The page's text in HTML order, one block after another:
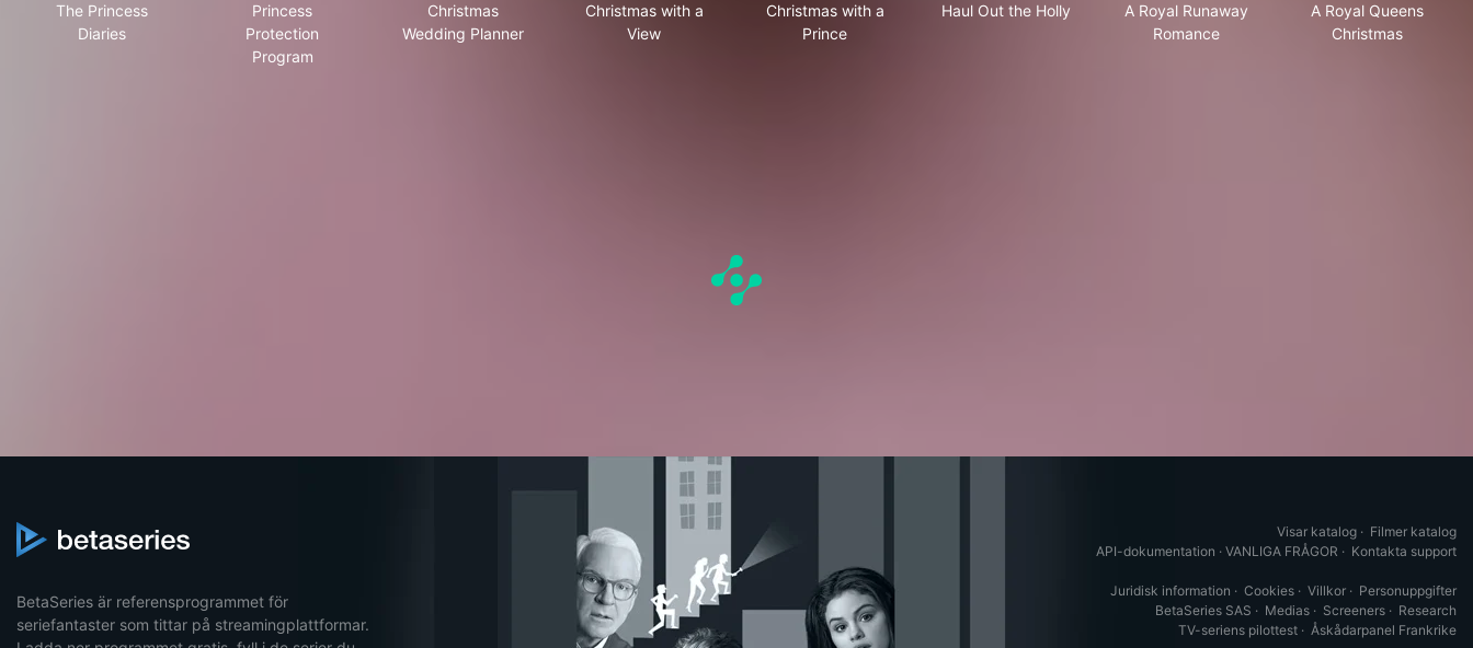
The Princess
Diaries
Princess
Protection
Program
Christmas
Wedding Planner
Christmas with a
View
Christmas with a
Prince
Haul Out the Holly
A Royal Runaway
Romance
A Royal Queens
Christmas
BetaSeries är referensprogrammet för
seriefantaster som tittar på streamingplattformar.
Visar katalog · Filmer katalog
API-dokumentation · VANLIGA FRÅGOR · Kontakta support
Juridisk information · Cookies · Villkor · Personuppgifter
BetaSeries SAS · Medias · Screeners · Research
TV-seriens pilottest · Åskådarpanel Frankrike